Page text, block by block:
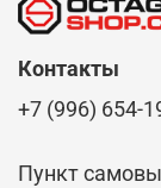
Контакты
+7 (996) 654-
Пункт